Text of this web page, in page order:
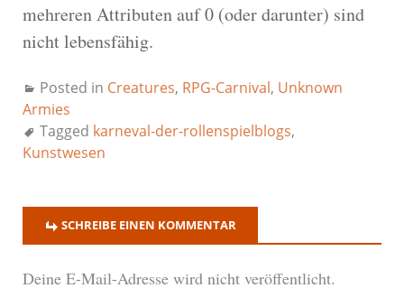
mehreren Attributen auf 0 (oder darunter) sind
nicht lebensfähig.
Posted in Creatures, RPG-Carnival, Unknown
Armies
Tagged karneval-der-rollenspielblogs,
Kunstwesen
SCHREIBE EINEN KOMMENTAR
Deine E-Mail-Adresse wird nicht veröffentlicht.